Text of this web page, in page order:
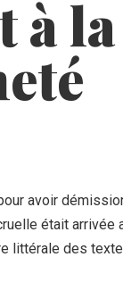
avoir
était arrivée
littérale des